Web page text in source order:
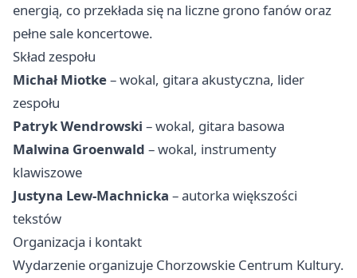
energią, co przekłada się na liczne grono fanów oraz
pełne sale koncertowe.
Skład zespołu
Michał Miotke– wokal, gitara akustyczna, lider
zespołu
Patryk Wendrowski – wokal, gitara basowa
Malwina Groenwald – wokal, instrumenty
klawiszowe
Justyna Lew-Machnicka – autorka większości
tekstów
Organizacja i kontakt
Wydarzenie organizuje Chorzowskie Centrum Kultury.